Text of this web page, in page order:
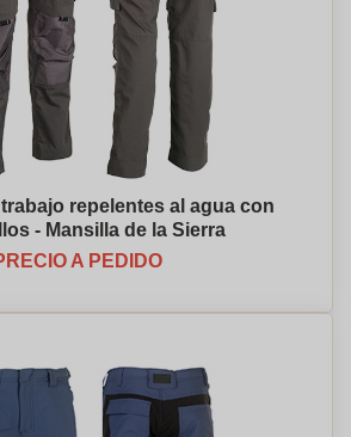
repelentes al agua con
- Mansilla de la Sierra
A PEDIDO